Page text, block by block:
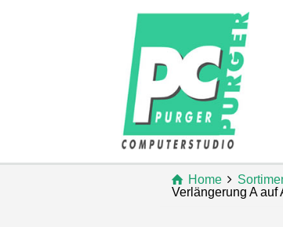
Home
Verlängerung A auf